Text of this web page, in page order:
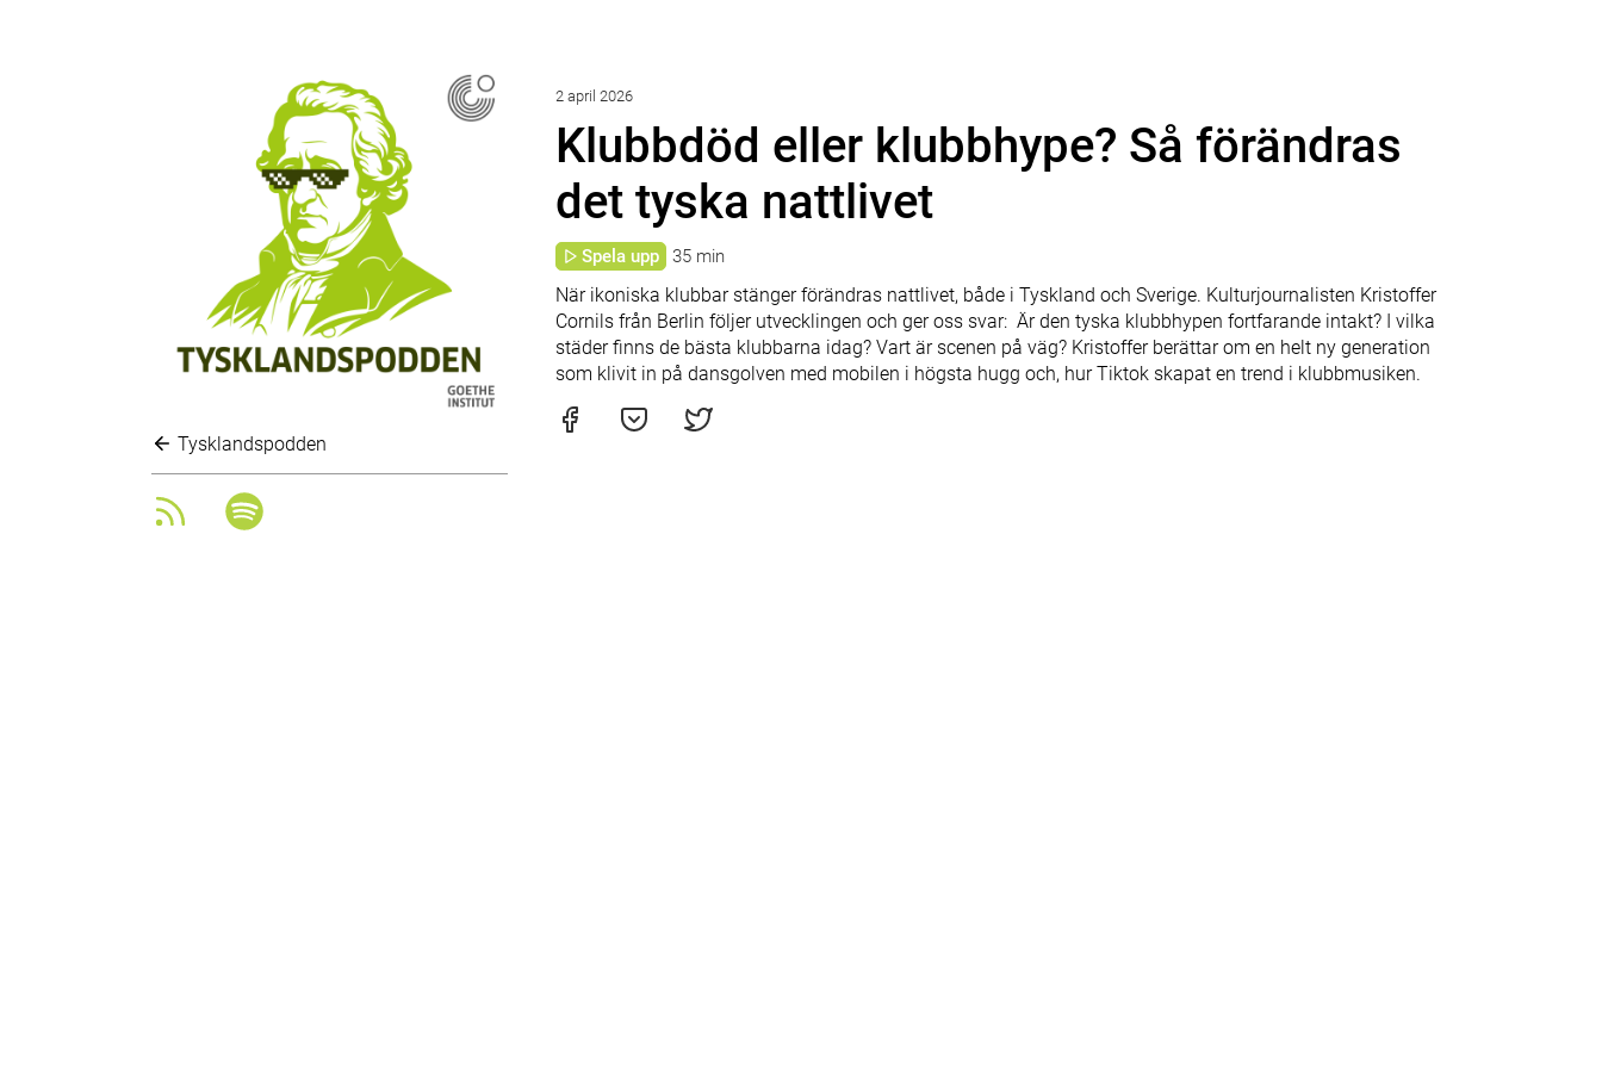
Tysklandspodden
2 april 2026
Klubbdöd eller klubbhype? Så förändras
det tyska nattlivet
Spela upp 35 min
När ikoniska klubbar stänger förändras nattlivet, både i Tyskland och Sverige. Kulturjournalisten Kristoffer
Cornils från Berlin följer utvecklingen och ger oss svar: Är den tyska klubbhypen fortfarande intakt? I vilka
städer finns de bästa klubbarna idag? Vart är scenen på väg? Kristoffer berättar om en helt ny generation
som klivit in på dansgolven med mobilen i högsta hugg och, hur Tiktok skapat en trend i klubbmusiken.